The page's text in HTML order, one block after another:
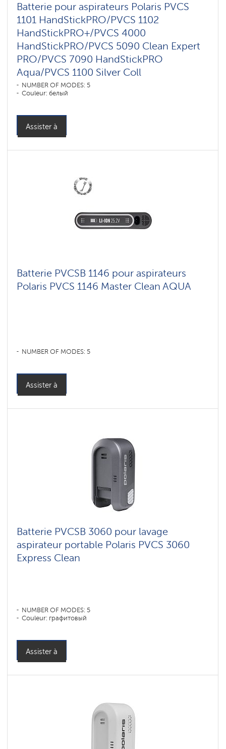
Batterie pour aspirateurs Polaris PVCS
1101 HandStickPRO/PVCS 1102
HandStickPRO+/PVCS 4000
HandStickPRO/PVCS 5090 Clean Expert
PRO/PVCS 7090 HandStickPRO
Aqua/PVCS 1100 Silver Coll
NUMBER OF MODES: 5
Couleur: белый
Assister à
Batterie PVCSB 1146 pour aspirateurs
Polaris PVCS 1146 Master Clean AQUA
NUMBER OF MODES: 5
Assister à
Batterie PVCSB 3060 pour lavage
aspirateur portable Polaris PVCS 3060
Express Clean
NUMBER OF MODES: 5
Couleur: графитовый
Assister à